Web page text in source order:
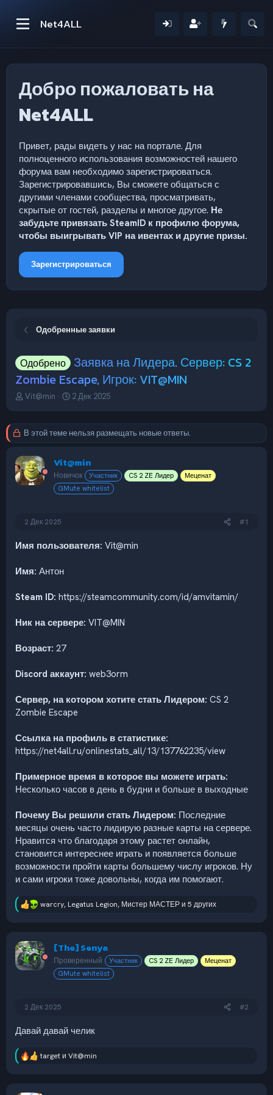
Net4ALL
Добро пожаловать на
Net4ALL
Привет, рады видеть у нас на портале. Для
полноценного использования возможностей нашего
форума вам необходимо зарегистрироваться.
Зарегистрировавшись, Вы сможете общаться с
другими членами сообщества, просматривать,
скрытые от гостей, разделы и многое другое. Не
забудьте привязать SteamID к профилю форума,
чтобы выигрывать VIP на ивентах и другие призы.
Зарегистрироваться
Одобренные заявки
Одобрено Заявка на Лидера. Сервер: CS 2
Zombie Escape, Игрок: VIT@MIN
А
о
е
м
ы
Vit@min
Д
ч
а
л
а
2 Дек 2025
В этой теме нельзя размещать новые ответы.
Vit@min
Новичок Участник CS 2 ZE Лидер
Меценат
GMute whitelist
2 Дек 2025 #1
Имя пользователя: Vit@min
Имя: Антон
Steam ID: https://steamcommunity.com/id/amvitamin/
Ник на сервере: VIT@MIN
Возраст: 27
Discord аккаунт: web3orm
Сервер, на котором хотите стать Лидером: CS 2
Zombie Escape
Ссылка на профиль в статистике:
https://net4all.ru/onlinestats_all/13/137762235/view
Примерное время в которое вы можете играть:
Несколько часов в день в будни и больше в выходные
Почему Вы решили стать Лидером: Последние
месяцы очень часто лидирую разные карты на сервере.
Нравится что благодаря этому растет онлайн,
становится интереснее играть и появляется больше
возможности пройти карты большему числу игроков. Ну
и сами игроки тоже довольны, когда им помогают.
Р
ц
и
и
warcry, Legatus Legion, Мистер МАСТЕРи 5 других
[The] Senya
Проверенный Участник CS 2 ZE Лидер
Меценат
GMute whitelist
2 Дек 2025 #2
Давай давай челик
Р
targetи Vit@min